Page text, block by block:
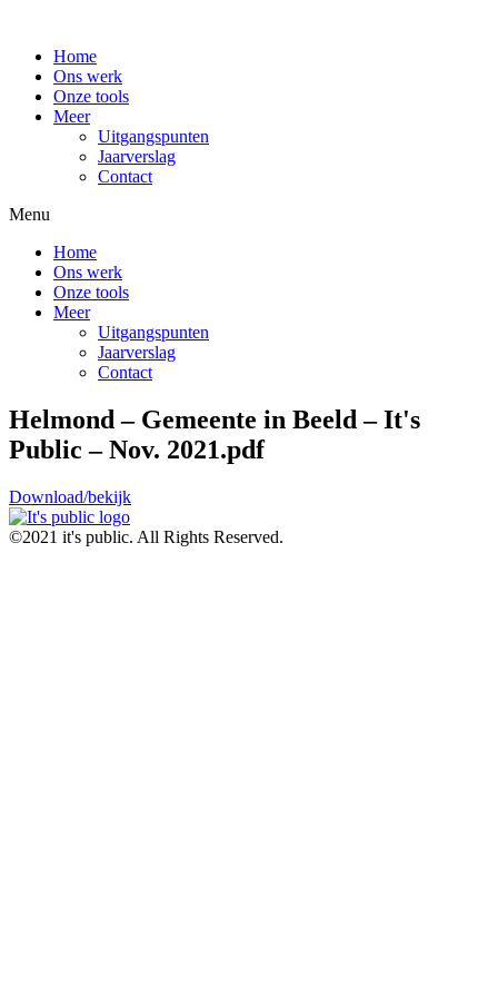
Home
Ons werk
Onze tools
Meer
Uitgangspunten
Jaarverslag
Contact
Menu
Home
Ons werk
Onze tools
Meer
Uitgangspunten
Jaarverslag
Contact
Helmond – Gemeente in Beeld – It's
Public – Nov. 2021.pdf
Download/bekijk
©2021 it's public. All Rights Reserved.